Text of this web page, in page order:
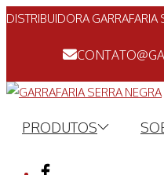
DISTRIBUIDORA GARRAFARIA
PRODUTOS